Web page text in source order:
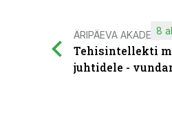
ÄRIPÄEVA
Tehisintellekti
juhtidele -
8